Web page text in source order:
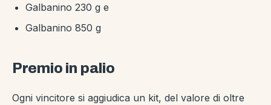
Galbanino 230 g e
Galbanino 850 g
Premio in palio
Ogni vincitore si aggiudica un kit, del valore di oltre